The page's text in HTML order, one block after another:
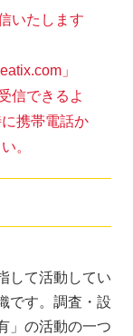
いたします
」
信できるよ
携帯電話か
。
して活動してい
です。調査・設
」の活動の一つ